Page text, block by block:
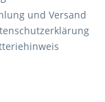
und Versand